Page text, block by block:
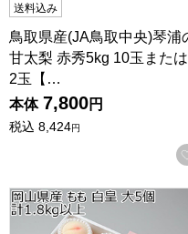
送料込み
鳥取県産(JA鳥取中央)琴浦
甘太梨 赤秀5kg 10玉また
2玉【…
本体 7,800円
税込 8,424円
岡山県産 もも 白皇 大5個